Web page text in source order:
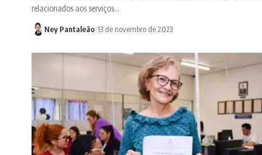
relacionados aos serviços…
Ney Pantaleão 13 de novembro de 2023